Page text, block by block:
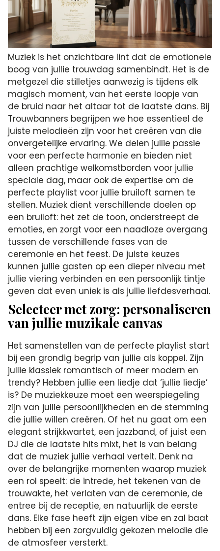
Muziek is het onzichtbare lint dat de emotionele
boog van jullie trouwdag samenbindt. Het is de
metgezel die stilletjes aanwezig is tijdens elk
magisch moment, van het eerste loopje van
de bruid naar het altaar tot de laatste dans. Bij
Trouwbanners begrijpen we hoe essentieel de
juiste melodieën zijn voor het creëren van die
onvergetelijke ervaring. We delen jullie passie
voor een perfecte harmonie en bieden niet
alleen prachtige welkomstborden voor jullie
speciale dag, maar ook de expertise om de
perfecte playlist voor jullie bruiloft samen te
stellen. Muziek dient verschillende doelen op
een bruiloft: het zet de toon, onderstreept de
emoties, en zorgt voor een naadloze overgang
tussen de verschillende fases van de
ceremonie en het feest. De juiste keuzes
kunnen jullie gasten op een dieper niveau met
jullie viering verbinden en een persoonlijk tintje
geven dat even uniek is als jullie liefdesverhaal.
Selecteer met zorg: personaliseren
van jullie muzikale canvas
Het samenstellen van de perfecte playlist start
bij een grondig begrip van jullie als koppel. Zijn
jullie klassiek romantisch of meer modern en
trendy? Hebben jullie een liedje dat ‘jullie liedje’
is? De muziekkeuze moet een weerspiegeling
zijn van jullie persoonlijkheden en de stemming
die jullie willen creëren. Of het nu gaat om een
elegant strijkkwartet, een jazzband, of juist een
DJ die de laatste hits mixt, het is van belang
dat de muziek jullie verhaal vertelt. Denk na
over de belangrijke momenten waarop muziek
een rol speelt: de intrede, het tekenen van de
trouwakte, het verlaten van de ceremonie, de
entree bij de receptie, en natuurlijk de eerste
dans. Elke fase heeft zijn eigen vibe en zal baat
hebben bij een zorgvuldig gekozen melodie die
de atmosfeer versterkt.